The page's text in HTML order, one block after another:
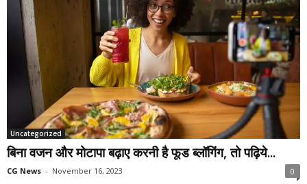
Uncategorized
बिना वजन और मोटापा बढ़ाए करनी है फूड ब्लॉगिंग, तो पढ़िये...
CG News - November 16, 2023 0